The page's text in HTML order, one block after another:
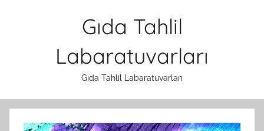
Gıda Tahlil
Labaratuvarları
Gıda Tahlil Labaratuvarları